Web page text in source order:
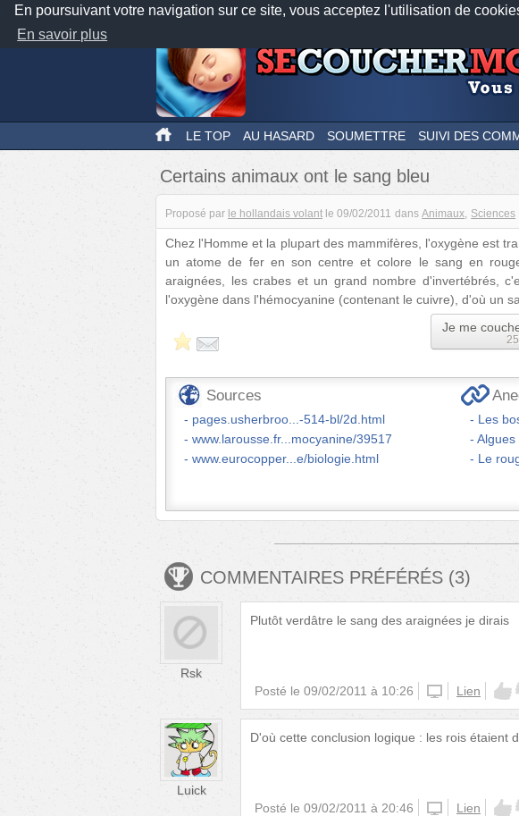
En poursuivant votre navigation sur ce site, vous acceptez l'utilisation de
En savoir plus
Nos
LE TOP AU HASARD SOUMETTRE SUIVI DES
Certains animaux ont le sang bleu
Proposé par le hollandais volant le 09/02/2011 dans Animaux Sciences
Chez l'Homme et la plupart des mammifères, l'oxygène est
un atome de fer en son centre et colore le sang en
araignées, les crabes et un grand nombre d'invertébrés,
l'oxygène dans l'hémocyanine (contenant le cuivre), d'où un
Je me
Sources
pages.usherbroo...-514-bl/2d.html
www.larousse.fr...mocyanine/39517
www.eurocopper...e/biologie.html
Les
Algues
Le
COMMENTAIRES PRÉFÉRÉS (3)
Rsk
Plutôt verdâtre le sang des araignées je dirais
Posté le 09/02/2011 à 10:26 unknown
Lien
Luick
D'où cette conclusion logique : les rois étaient
Posté le 09/02/2011 à 20:46 unknown
Lien